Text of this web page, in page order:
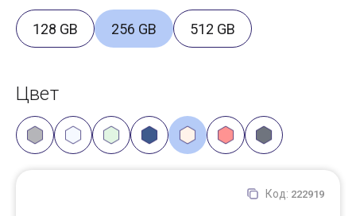
128 GB 256 GB 512 GB
Цвет
Код: 222919